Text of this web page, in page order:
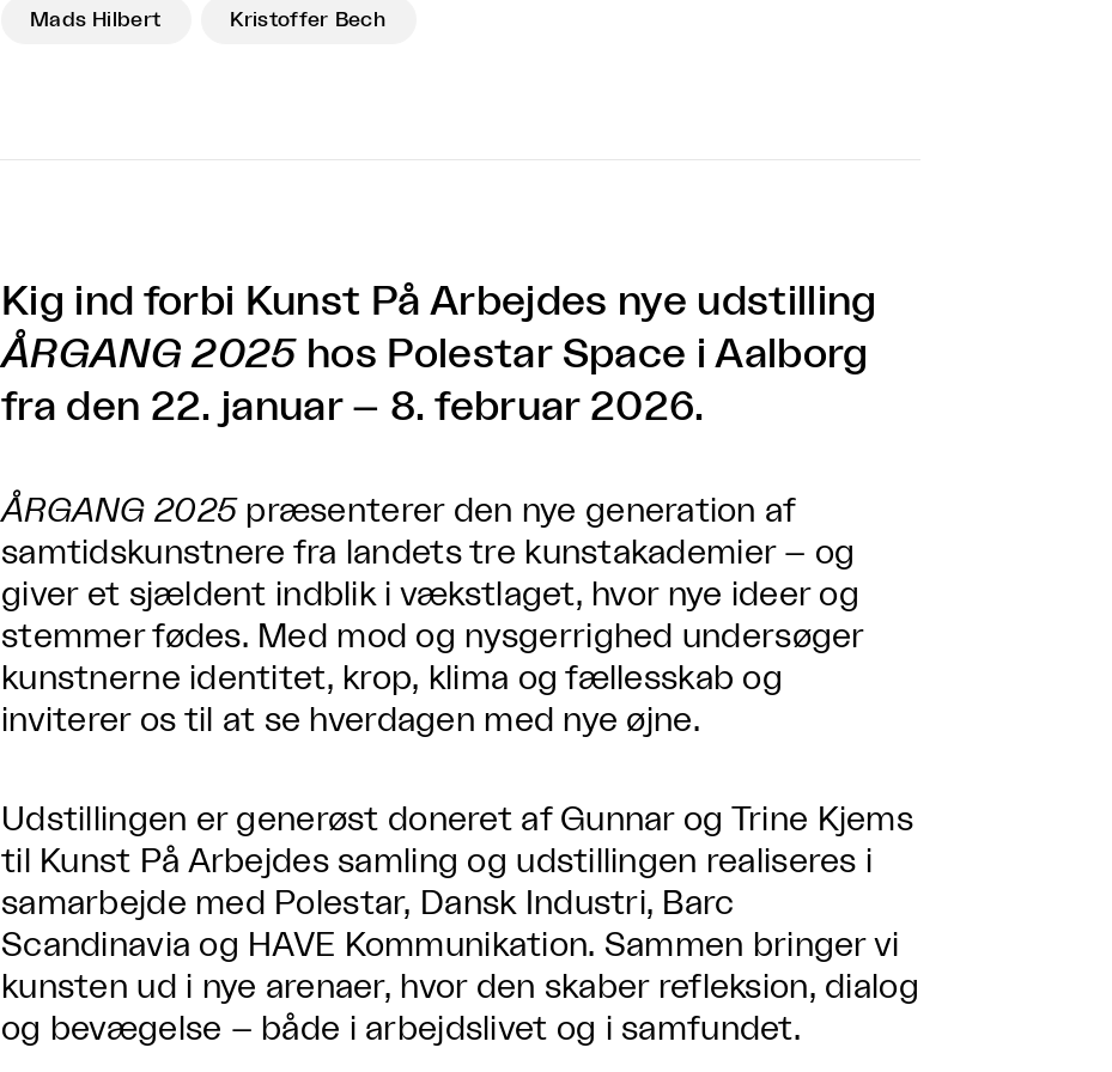
Mads Hilbert Kristoffer Bech
Kig ind forbi Kunst På Arbejdes nye udstilling
ÅRGANG 2025hos Polestar Space i Aalborg
fra den 22. januar – 8. februar 2026.
ÅRGANG 2025 præsenterer den nye generation af
samtidskunstnere fra landets tre kunstakademier – og
giver et sjældent indblik i vækstlaget, hvor nye ideer og
stemmer fødes. Med mod og nysgerrighed undersøger
kunstnerne identitet, krop, klima og fællesskab og
inviterer os til at se hverdagen med nye øjne.
Udstillingen er generøst doneret af Gunnar og Trine Kjems
til Kunst På Arbejdes samling og udstillingen realiseres i
samarbejde med Polestar, Dansk Industri, Barc
Scandinavia og HAVE Kommunikation. Sammen bringer vi
kunsten ud i nye arenaer, hvor den skaber refleksion, dialog
og bevægelse – både i arbejdslivet og i samfundet.